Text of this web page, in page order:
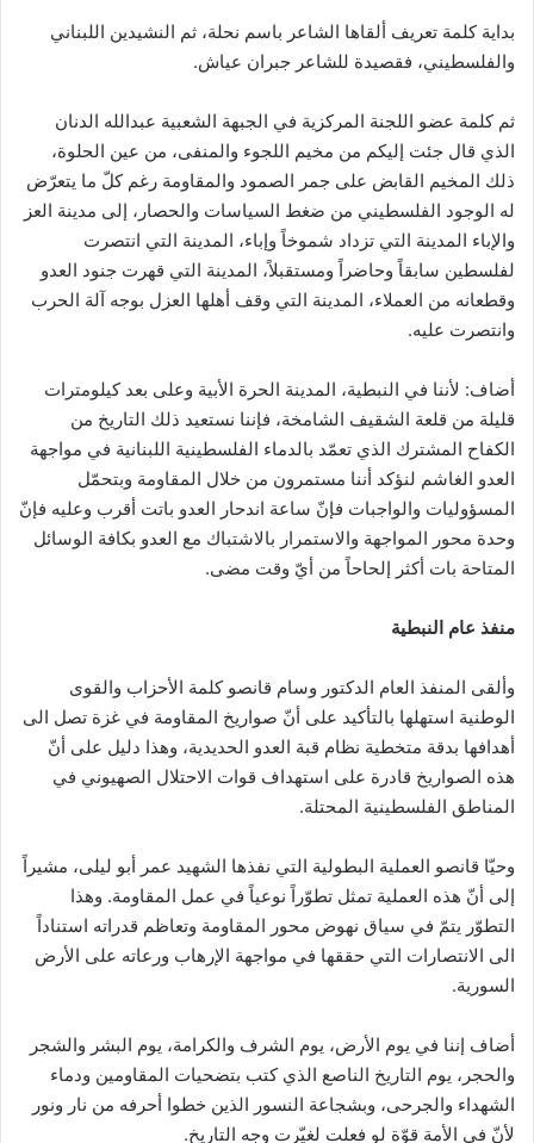
بداية كلمة تعريف ألقاها الشاعر باسم نحلة، ثم النشيدين اللبناني
والفلسطيني، فقصيدة للشاعر جبران عياش.
ثم كلمة عضو اللجنة المركزية في الجبهة الشعبية عبدالله الدنان
الذي قال جئت إليكم من مخيم اللجوء والمنفى، من عين الحلوة،
ذلك المخيم القابض على جمر الصمود والمقاومة رغم كلّ ما يتعرّض
له الوجود الفلسطيني من ضغط السياسات والحصار، إلى مدينة العز
والإباء المدينة التي تزداد شموخاً وإباء، المدينة التي انتصرت
لفلسطين سابقاً وحاضراً ومستقبلاً، المدينة التي قهرت جنود العدو
وقطعانه من العملاء، المدينة التي وقف أهلها العزل بوجه آلة الحرب
وانتصرت عليه.
أضاف: لأننا في النبطية، المدينة الحرة الأبية وعلى بعد كيلومترات
قليلة من قلعة الشقيف الشامخة، فإننا نستعيد ذلك التاريخ من
الكفاح المشترك الذي تعمّد بالدماء الفلسطينية اللبنانية في مواجهة
العدو الغاشم لنؤكد أننا مستمرون من خلال المقاومة وبتحمّل
المسؤوليات والواجبات فإنّ ساعة اندحار العدو باتت أقرب وعليه فإنّ
وحدة محور المواجهة والاستمرار بالاشتباك مع العدو بكافة الوسائل
المتاحة بات أكثر إلحاحاً من أيّ وقت مضى.
منفذ عام النبطية
وألقى المنفذ العام الدكتور وسام قانصو كلمة الأحزاب والقوى
الوطنية استهلها بالتأكيد على أنّ صواريخ المقاومة في غزة تصل الى
أهدافها بدقة متخطية نظام قبة العدو الحديدية، وهذا دليل على أنّ
هذه الصواريخ قادرة على استهداف قوات الاحتلال الصهيوني في
المناطق الفلسطينية المحتلة.
وحيّا قانصو العملية البطولية التي نفذها الشهيد عمر أبو ليلى، مشيراً
إلى أنّ هذه العملية تمثل تطوّراً نوعياً في عمل المقاومة. وهذا
التطوّر يتمّ في سياق نهوض محور المقاومة وتعاظم قدراته استناداً
الى الانتصارات التي حققها في مواجهة الإرهاب ورعاته على الأرض
السورية.
أضاف ﺇننا في يوم الأرض، يوم الشرف والكرامة، يوم البشر والشجر
والحجر، يوم التاريخ الناصع الذي كتب بتضحيات المقاومين ودماء
الشهداء والجرحى، وبشجاعة النسور الذين خطوا أحرفه من نار ونور
لأنّ في الأمة قوّة لو فعلت لغيّرت وجه التاريخ.